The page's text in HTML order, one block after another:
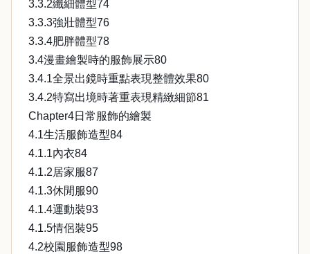
3.3.2纖細體型74
3.3.3強壯體型76
3.3.4肥胖體型78
3.4漫畫繪製時的服飾展示80
3.4.1全景出鏡時重點表現整體效果80
3.4.2特寫出境時著重表現精緻細節81
Chapter4日常服飾的繪製
4.1生活服飾造型84
4.1.1內衣84
4.1.2居家服87
4.1.3休閒服90
4.1.4運動裝93
4.1.5情侶裝95
4.2校園服飾造型98